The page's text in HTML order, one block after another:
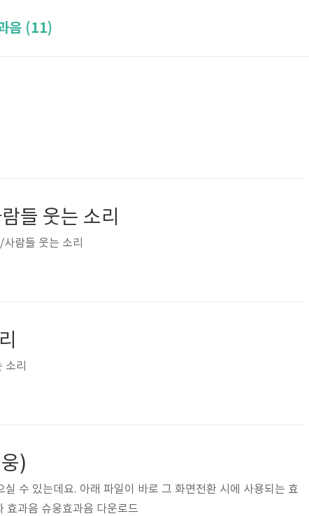
음 (11)
들 웃는 소리
람들 웃는 소리
소리
)
수 있는데요. 아래 파일이 바로 그 화면전환 시에 사용되는 효
효과음 슈웅효과음 다운로드